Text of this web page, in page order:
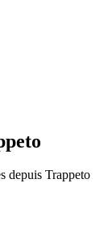
depuis Trappeto